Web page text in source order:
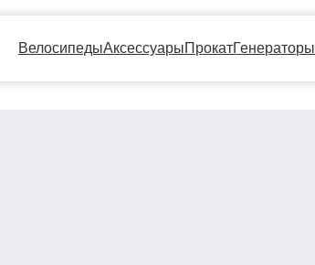
ВелосипедыАксессуарыПрокатГенераторыКонтакты